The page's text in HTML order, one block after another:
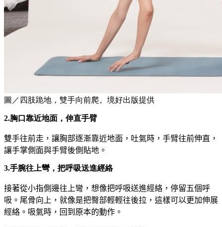
圖／四肢跪地，雙手向前爬。境好出版提供
2.胸口靠近地面，伸直手臂
雙手往前走，讓胸部逐漸靠近地面，吐氣時，手臂往前伸直，
讓手掌側面與手臂後側貼地。
3.手腕往上彎，把呼吸送進經絡
接著從小指側邊往上彎，想像把呼吸送進經絡，停留五個呼
吸。尾骨向上，就像是把臀部輕輕往後拉，這樣可以更加伸展
經絡。吸氣時，回到原本的動作。